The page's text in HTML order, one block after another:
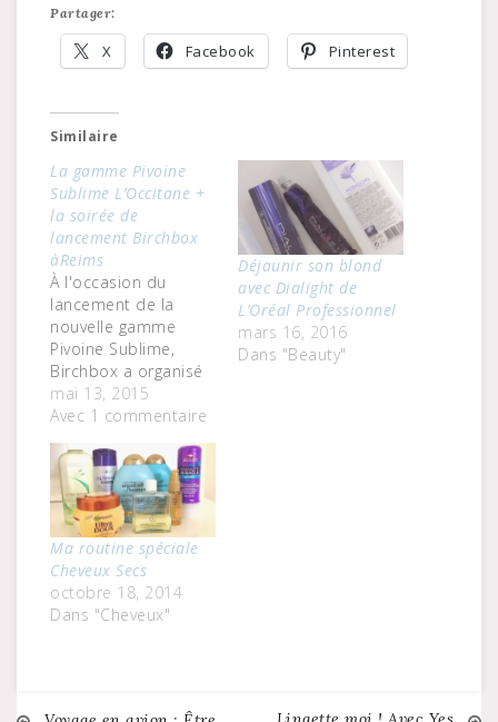
Partager:
X Facebook Pinterest
Similaire
La gamme Pivoine
Sublime L’Occitane +
la soirée de
lancement Birchbox
àReims
À l'occasion du
lancement de la
nouvelle gamme
Pivoine Sublime,
Birchbox a organisé
avant les vacances
une soirée shopping
privé à la boutique
L'Occitane de
Reims.Entre un verre
de cidre et la
dégustation de
délicieux cookies
caramel et M&M's La
Fabrique, des
ateliers beauté sont
mai 13, 2015
Avec 1 commentaire
Déjaunir son blond
avec Dialight de
L’Oréal Professionnel
mars 16, 2016
Dans "Beauty"
Ma routine spéciale
Cheveux Secs
octobre 18, 2014
Dans "Cheveux"